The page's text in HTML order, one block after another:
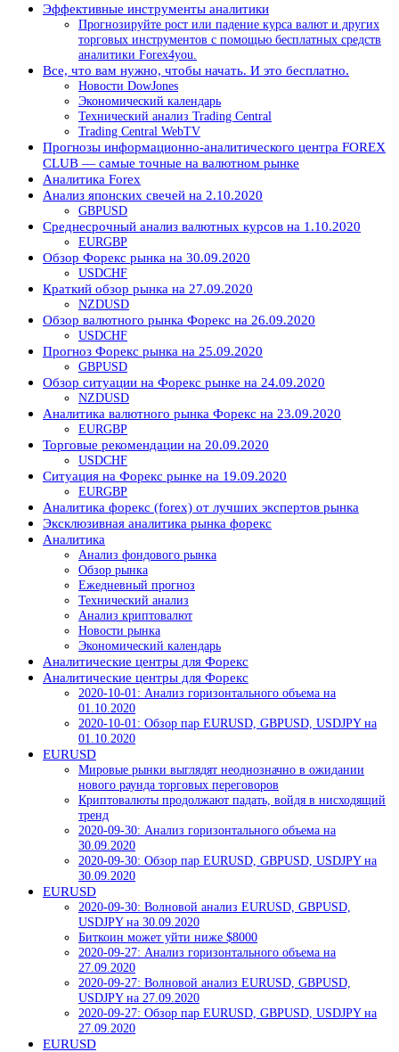
Эффективные инструменты аналитики
Прогнозируйте рост или падение курса валют и других
торговых инструментов с помощью бесплатных средств
аналитики Forex4you.
Все, что вам нужно, чтобы начать. И это бесплатно.
Новости DowJones
Экономический календарь
Технический анализ Trading Central
Trading Central WebTV
Прогнозы информационно-аналитического центра FOREX
CLUB — самые точные на валютном рынке
Аналитика Forex
Анализ японских свечей на 2.10.2020
GBPUSD
Среднесрочный анализ валютных курсов на 1.10.2020
EURGBP
Обзор Форекс рынка на 30.09.2020
USDCHF
Краткий обзор рынка на 27.09.2020
NZDUSD
Обзор валютного рынка Форекс на 26.09.2020
USDCHF
Прогноз Форекс рынка на 25.09.2020
GBPUSD
Обзор ситуации на Форекс рынке на 24.09.2020
NZDUSD
Аналитика валютного рынка Форекс на 23.09.2020
EURGBP
Торговые рекомендации на 20.09.2020
USDCHF
Ситуация на Форекс рынке на 19.09.2020
EURGBP
Аналитика форекс (forex) от лучших экспертов рынка
Эксклюзивная аналитика рынка форекс
Аналитика
Анализ фондового рынка
Обзор рынка
Ежедневный прогноз
Технический анализ
Анализ криптовалют
Новости рынка
Экономический календарь
Аналитические центры для Форекс
Аналитические центры для Форекс
2020-10-01: Анализ горизонтального объема на
01.10.2020
2020-10-01: Обзор пар EURUSD, GBPUSD, USDJPY на
01.10.2020
EURUSD
Мировые рынки выглядят неоднозначно в ожидании
нового раунда торговых переговоров
Криптовалюты продолжают падать, войдя в нисходящий
тренд
2020-09-30: Анализ горизонтального объема на
30.09.2020
2020-09-30: Обзор пар EURUSD, GBPUSD, USDJPY на
30.09.2020
EURUSD
2020-09-30: Волновой анализ EURUSD, GBPUSD,
USDJPY на 30.09.2020
Биткоин может уйти ниже $8000
2020-09-27: Анализ горизонтального объема на
27.09.2020
2020-09-27: Волновой анализ EURUSD, GBPUSD,
USDJPY на 27.09.2020
2020-09-27: Обзор пар EURUSD, GBPUSD, USDJPY на
27.09.2020
EURUSD